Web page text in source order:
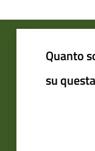
Quanto
su